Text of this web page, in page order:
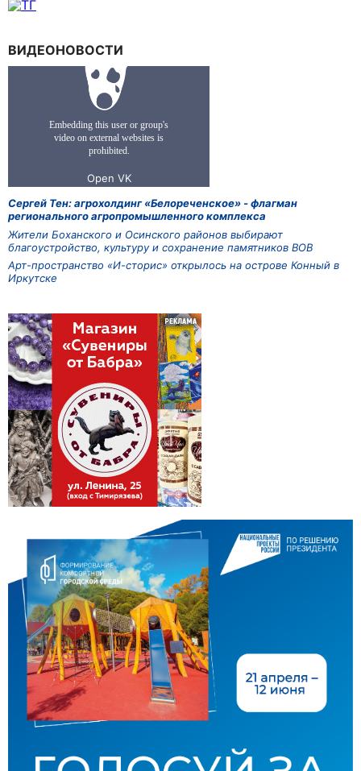
ВИДЕОНОВОСТИ
Сергей Тен: агрохолдинг «Белореченское» - флагман
регионального агропромышленного комплекса
Жители Боханского и Осинского районов выбирают
благоустройство, культуру и сохранение памятников ВОВ
Арт-пространство «И-сторис» открылось на острове Конный в
Иркутске